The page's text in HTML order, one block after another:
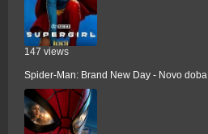
147 views
Spider-Man: Brand New Day - Novo doba